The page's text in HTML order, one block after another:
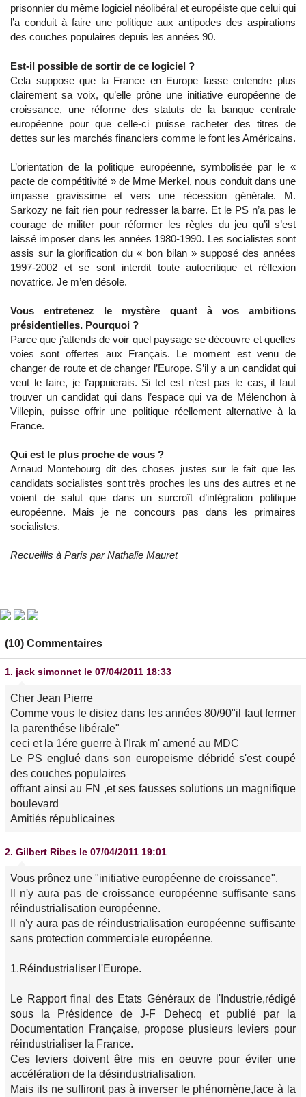
prisonnier du même logiciel néolibéral et européiste que celui qui
l’a conduit à faire une politique aux antipodes des aspirations
des couches populaires depuis les années 90.
Est-il possible de sortir de ce logiciel ?
Cela suppose que la France en Europe fasse entendre plus
clairement sa voix, qu’elle prône une initiative européenne de
croissance, une réforme des statuts de la banque centrale
européenne pour que celle-ci puisse racheter des titres de
dettes sur les marchés financiers comme le font les Américains.
L’orientation de la politique européenne, symbolisée par le «
pacte de compétitivité » de Mme Merkel, nous conduit dans une
impasse gravissime et vers une récession générale. M.
Sarkozy ne fait rien pour redresser la barre. Et le PS n’a pas le
courage de militer pour réformer les règles du jeu qu’il s’est
laissé imposer dans les années 1980-1990. Les socialistes sont
assis sur la glorification du « bon bilan » supposé des années
1997-2002 et se sont interdit toute autocritique et réflexion
novatrice. Je m’en désole.
Vous entretenez le mystère quant à vos ambitions
présidentielles. Pourquoi ?
Parce que j’attends de voir quel paysage se découvre et quelles
voies sont offertes aux Français. Le moment est venu de
changer de route et de changer l’Europe. S’il y a un candidat qui
veut le faire, je l’appuierais. Si tel est n’est pas le cas, il faut
trouver un candidat qui dans l’espace qui va de Mélenchon à
Villepin, puisse offrir une politique réellement alternative à la
France.
Qui est le plus proche de vous ?
Arnaud Montebourg dit des choses justes sur le fait que les
candidats socialistes sont très proches les uns des autres et ne
voient de salut que dans un surcroît d’intégration politique
européenne. Mais je ne concours pas dans les primaires
socialistes.
Recueillis à Paris par Nathalie Mauret
(10) Commentaires
1. jack simonnet le 07/04/2011 18:33
Cher Jean Pierre
Comme vous le disiez dans les années 80/90"il faut fermer
la parenthése libérale"
ceci et la 1ére guerre à l'Irak m' amené au MDC
Le PS englué dans son europeisme débridé s'est coupé
des couches populaires
offrant ainsi au FN ,et ses fausses solutions un magnifique
boulevard
Amitiés républicaines
2. Gilbert Ribes le 07/04/2011 19:01
Vous prônez une "initiative européenne de croissance".
Il n'y aura pas de croissance européenne suffisante sans
réindustrialisation européenne.
Il n'y aura pas de réindustrialisation européenne suffisante
sans protection commerciale européenne.
1.Réindustrialiser l'Europe.
Le Rapport final des Etats Généraux de l'Industrie,rédigé
sous la Présidence de J-F Dehecq et publié par la
Documentation Française, propose plusieurs leviers pour
réindustrialiser la France.
Ces leviers doivent être mis en oeuvre pour éviter une
accélération de la désindustrialisation.
Mais ils ne suffiront pas à inverser le phénomène,face à la